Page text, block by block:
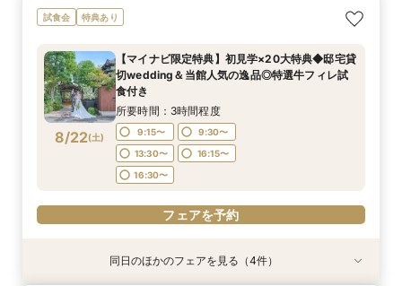
8/21(金)
フォトウェディングご相談会
11:00〜 13:00〜
フェアを予約
8/21(金)
【オンライン60分】見学前に不安解消◎あんし
ん相談会
12:00〜
14:00〜
16:00〜
フェアを予約
8/21(金)
【平日限定】“お得”に結婚式を◆140万特典◆あ
んしん相談会×特選牛＆デザート試食付
11:00〜 13:00〜
フェアを予約
試食会 特典あり
8/22(土)
【マイナビ限定特典】初見学×20大特典◆邸宅貸
切wedding＆当館人気の逸品◎特選牛フィレ試
食付き
所要時間：3時間程度
9:15〜
9:30〜
13:30〜
16:15〜
16:30〜
フェアを予約
特典あり
特典あり
特典あり同日のほかのフェアを見る（4件）